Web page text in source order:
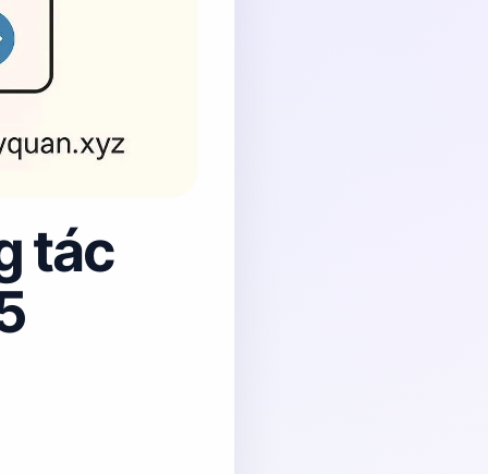
tác